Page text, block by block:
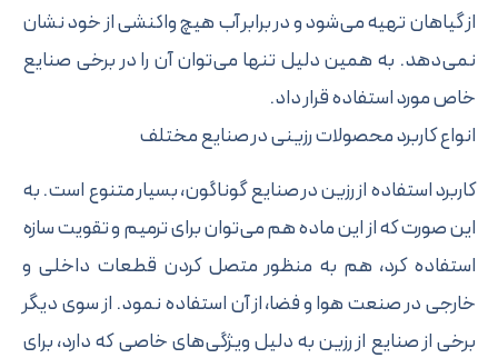
تهیه می‌شود و در برابر آب هیچ واکنشی از خود نشان
به همین دلیل تنها می‌توان آن را در برخی صنایع
استفاده قرار داد.
کاربرد محصولات رزینی در صنایع مختلف
استفاده از رزین در صنایع گوناگون، بسیار متنوع است. به
که از این ماده هم می‌توان برای ترمیم و تقویت سازه
کرد، هم به منظور متصل کردن قطعات داخلی و
در صنعت هوا و فضا، از آن استفاده نمود. از سوی دیگر
صنایع از رزین به دلیل ویژگی‌های خاصی که دارد، برای